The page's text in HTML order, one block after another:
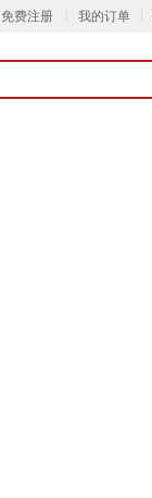
免费注册 我的订单